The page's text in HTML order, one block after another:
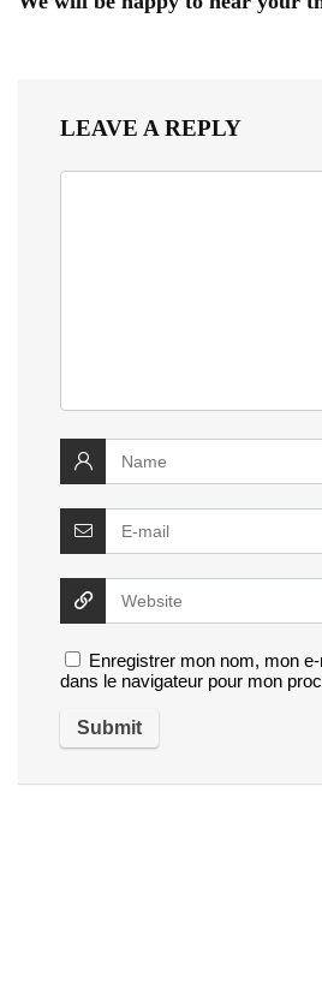
LEAVE A REPLY
Enregistrer mon nom, mon
dans le navigateur pour mon